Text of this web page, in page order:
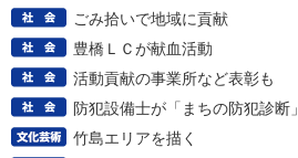
ごみ拾いで地域に貢献
豊橋ＬＣが献血活動
活動貢献の事業所など表彰も
防犯設備士が「まちの防犯診断」
竹島エリアを描く